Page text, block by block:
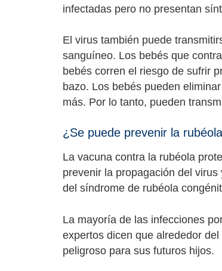
infectadas pero no presentan
El virus también puede
sanguíneo. Los bebés que
bebés corren el riesgo de sufrir
bazo. Los bebés pueden
más. Por lo tanto, pueden
¿Se puede prevenir la
La vacuna contra la rubéola
prevenir la propagación del
del síndrome de rubéola
La mayoría de las infecciones
expertos dicen que alrededor
peligroso para sus futuros hijos.